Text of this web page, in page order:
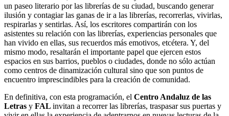
un paseo literario por las librerías de su ciudad, buscando generar
ilusión y contagiar las ganas de ir a las librerías, recorrerlas, vivirlas,
respirarlas y sentirlas. Así, los escritores compartirán con los
asistentes su relación con las librerías, experiencias personales que
han vivido en ellas, sus recuerdos más emotivos, etcétera. Y, del
mismo modo, resaltarán el importante papel que ejercen estos
espacios en sus barrios, pueblos o ciudades, donde no sólo actúan
como centros de dinamización cultural sino que son puntos de
encuentro imprescindibles para la creación de comunidad.
En definitiva, con esta programación, el Centro Andaluz de las
Letras y FAL invitan a recorrer las librerías, traspasar sus puertas y